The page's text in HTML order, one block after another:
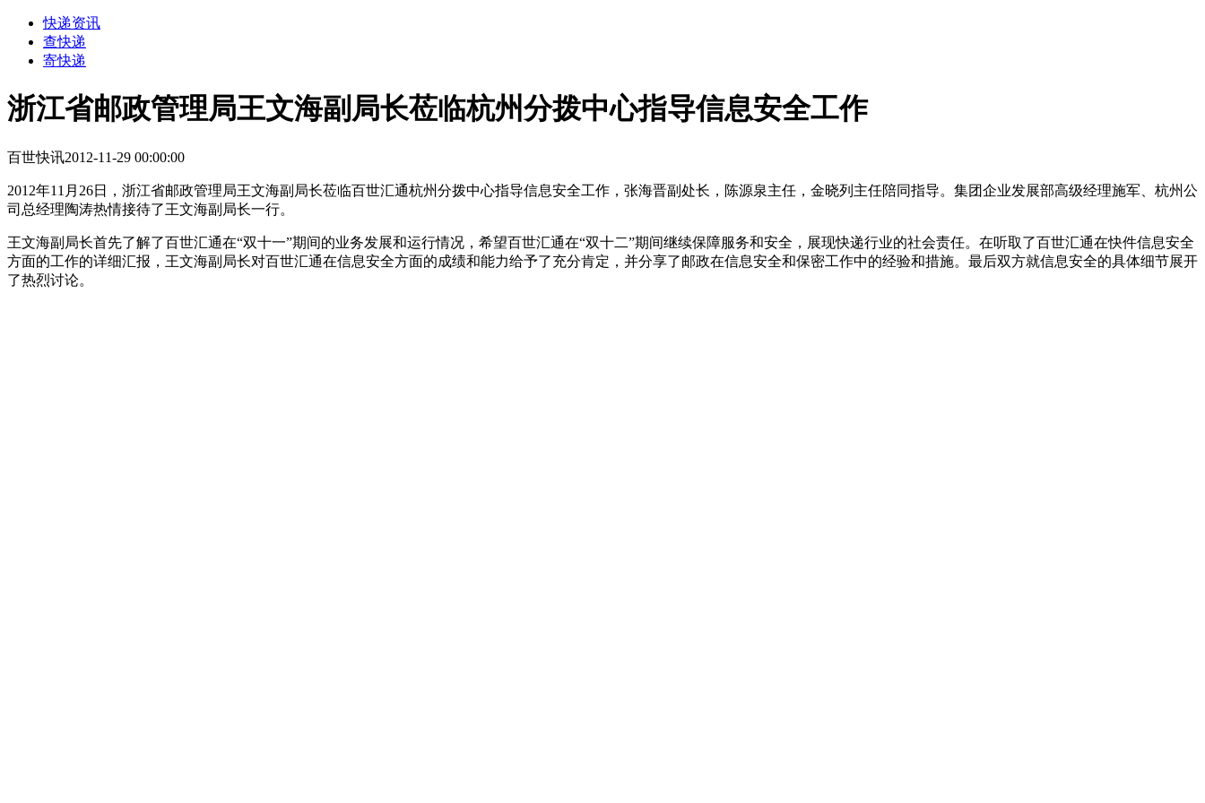
快递资讯
查快递
寄快递
浙江省邮政管理局王文海副局长莅临杭州分拨中心指导信息安全工作
百世快讯2012-11-29 00:00:00
2012年11月26日，浙江省邮政管理局王文海副局长莅临百世汇通杭州分拨中心指导信息安全工作，张海晋副处长，陈源泉主任，金晓列主任陪同指导。集团企业发展部高级经理施军、杭州公
司总经理陶涛热情接待了王文海副局长一行。
王文海副局长首先了解了百世汇通在“双十一”期间的业务发展和运行情况，希望百世汇通在“双十二”期间继续保障服务和安全，展现快递行业的社会责任。在听取了百世汇通在快件信息安全
方面的工作的详细汇报，王文海副局长对百世汇通在信息安全方面的成绩和能力给予了充分肯定，并分享了邮政在信息安全和保密工作中的经验和措施。最后双方就信息安全的具体细节展开
了热烈讨论。